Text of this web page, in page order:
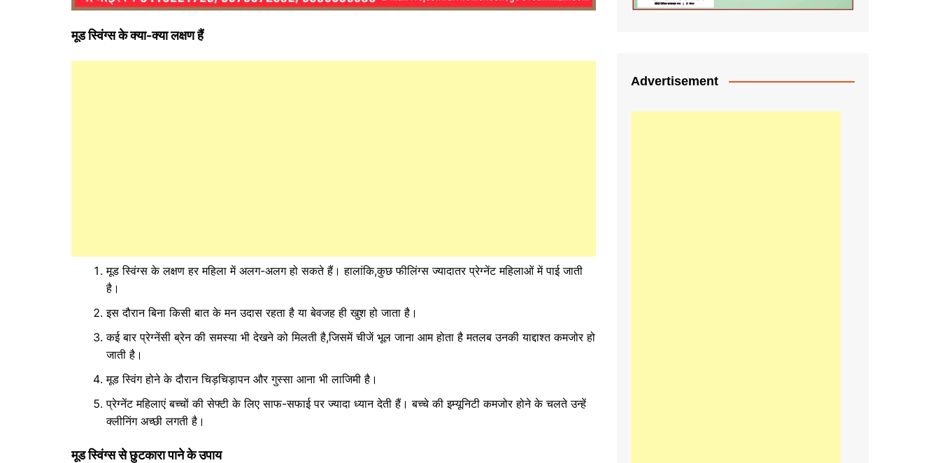
मूड स्विंग्‍स के क्या-क्या लक्षण हैं
मूड स्विंग्‍स के लक्षण हर महिला में अलग-अलग हो सकते हैं। हालांकि,कुछ फीलिंग्‍स ज्यादातर प्रेग्नेंट महिलाओं में पाई जाती
है।
इस दौरान बिना किसी बात के मन उदास रहता है या बेवजह ही खुश हो जाता है।
कई बार प्रेग्‍नेंसी ब्रेन की समस्या भी देखने को मिलती है,जिसमें चीजें भूल जाना आम होता है मतलब उनकी याद्दाश्‍त कमजोर हो
जाती है।
मूड स्विंग होने के दौरान चिड़चिड़ापन और गुस्‍सा आना भी लाजिमी है।
​प्रेग्‍नेंट महिलाएं बच्चों की सेफ्टी के लिए साफ-सफाई पर ज्यादा ध्यान देती हैं। बच्‍चे की इम्‍यूनिटी कमजोर होने के चलते उन्हें
क्लीनिंग अच्छी लगती है।
मूड स्विंग्‍स से छुटकारा पाने के उपाय
Advertisement